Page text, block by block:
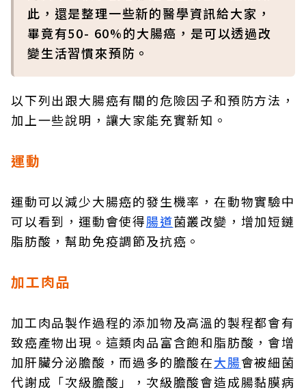
此，還是整理一些新的醫學資訊給大家，
畢竟有50- 60%的大腸癌，是可以透過改
變生活習慣來預防。
以下列出跟大腸癌有關的危險因子和預防方法，
加上一些說明，讓大家能充實新知。
運動
運動可以減少大腸癌的發生機率，在動物實驗中
可以看到，運動會使得腸道菌叢改變，增加短鏈
脂肪酸，幫助免疫調節及抗癌。
加工肉品
加工肉品製作過程的添加物及高溫的製程都會有
致癌產物出現。這類肉品富含飽和脂肪酸，會增
加肝臟分泌膽酸，而過多的膽酸在大腸會被細菌
代謝成「次級膽酸」，次級膽酸會造成腸黏膜病